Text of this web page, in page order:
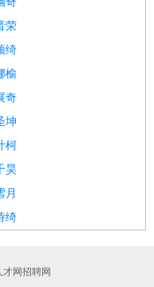
荣
绮
榆
奇
坤
柯
昊
月
绮
网招聘网